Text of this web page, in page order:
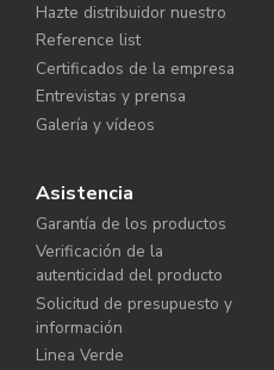
Hazte distribuidor nuestro
Reference list
Certificados de la empresa
Entrevistas y prensa
Galería y vídeos
Asistencia
Garantía de los productos
Verificación de la
autenticidad del producto
Solicitud de presupuesto y
información
Linea Verde